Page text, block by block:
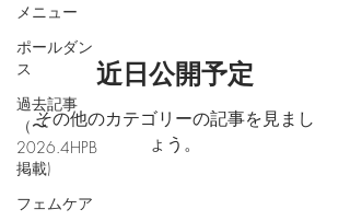
メニュー
ポールダン
ス
過去記事
（〜
2026.4HPB
掲載)
フェムケア
近日公開予定
その他のカテゴリーの記事を見まし
ょう。